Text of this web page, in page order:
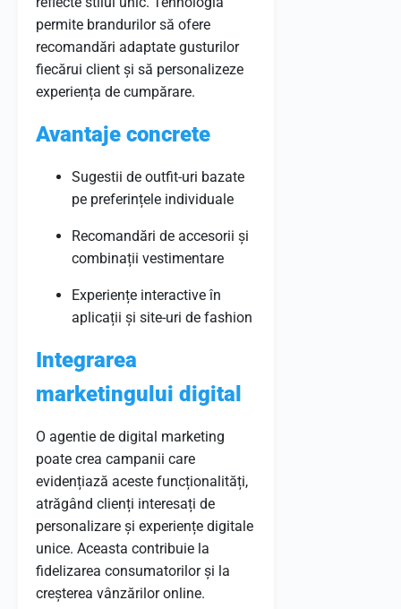
permite brandurilor să ofere
recomandări adaptate gusturilor
fiecărui client și să personalizeze
experiența de cumpărare.
Avantaje concrete
Sugestii de outfit-uri bazate
pe preferințele individuale
Recomandări de accesorii și
combinații vestimentare
Experiențe interactive în
aplicații și site-uri de fashion
Integrarea
marketingului digital
O agentie de digital marketing
poate crea campanii care
evidențiază aceste funcționalități,
atrăgând clienți interesați de
personalizare și experiențe digitale
unice. Aceasta contribuie la
fidelizarea consumatorilor și la
creșterea vânzărilor online.